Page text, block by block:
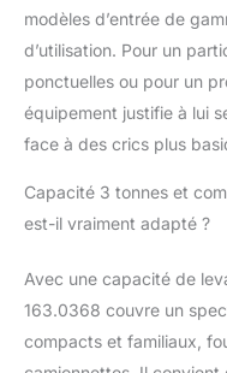
modèles d’entrée de
d’utilisation. Pour un
ponctuelles ou pour un
équipement justifie à lui
face à des crics plus
Capacité 3 tonnes et
est-il vraiment adapté ?
Avec une capacité de
163.0368 couvre un
compacts et familiaux,